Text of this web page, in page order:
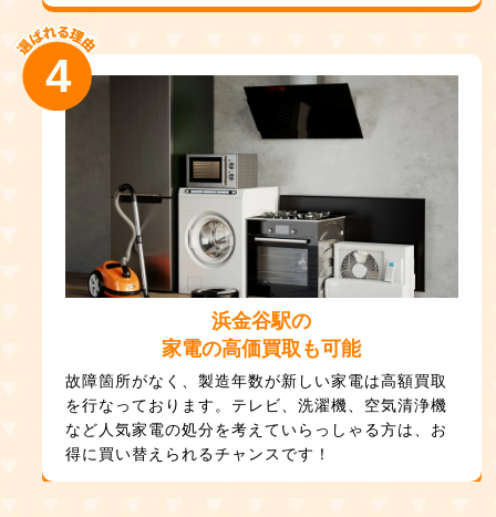
浜金谷駅の
家電の高価買取も可能
故障箇所がなく、製造年数が新しい家電は高額買取
を行なっております。テレビ、洗濯機、空気清浄機
など人気家電の処分を考えていらっしゃる方は、お
得に買い替えられるチャンスです！
4